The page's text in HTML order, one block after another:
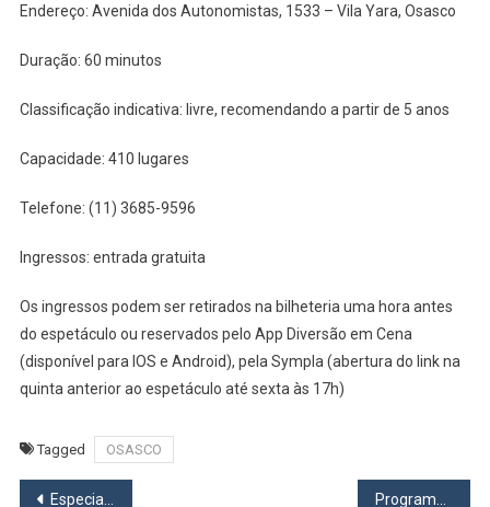
Endereço: Avenida dos Autonomistas, 1533 – Vila Yara, Osasco
Duração: 60 minutos
Classificação indicativa: livre, recomendando a partir de 5 anos
Capacidade: 410 lugares
Telefone: (11) 3685-9596
Ingressos: entrada gratuita
Os ingressos podem ser retirados na bilheteria uma hora antes
do espetáculo ou reservados pelo App Diversão em Cena
(disponível para IOS e Android), pela Sympla (abertura do link na
quinta anterior ao espetáculo até sexta às 17h)
Tagged OSASCO
Especialista em religião comenta polêmicas da participação de Padre Fábio de Mello em programas da TV Globo